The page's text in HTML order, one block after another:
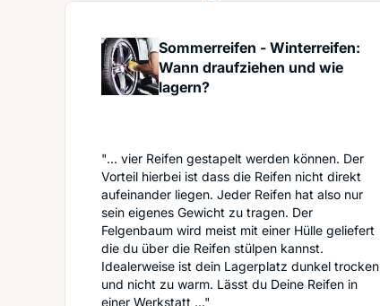
Sommerreifen - Winterreifen:
Wann draufziehen und wie
lagern?
"... vier Reifen gestapelt werden können. Der
Vorteil hierbei ist dass die Reifen nicht direkt
aufeinander liegen. Jeder Reifen hat also nur
sein eigenes Gewicht zu tragen. Der
Felgenbaum wird meist mit einer Hülle geliefert
die du über die Reifen stülpen kannst.
Idealerweise ist dein Lagerplatz dunkel trocken
und nicht zu warm. Lässt du Deine Reifen in
einer Werkstatt ..."